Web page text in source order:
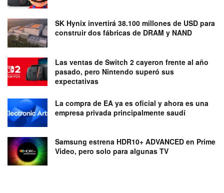
SK Hynix invertirá 38.100 millones de USD para
construir dos fábricas de DRAM y NAND
Las ventas de Switch 2 cayeron frente al año
pasado, pero Nintendo superó sus
expectativas
La compra de EA ya es oficial y ahora es una
empresa privada principalmente saudí
Samsung estrena HDR10+ ADVANCED en Prime
Video, pero solo para algunas TV